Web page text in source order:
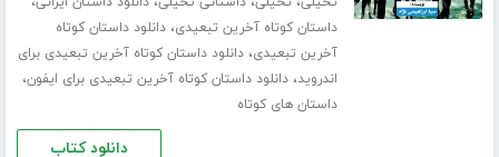
داستان کوتاه آخرین تبعیدی،دانلود داستان کوتاه
آخرین تبعیدی،دانلود داستان کوتاه آخرین تبعیدی برای
اندروید،دانلود داستان کوتاه آخرین تبعیدی برای ایفون،
داستان های کوتاه
دانلود کتاب